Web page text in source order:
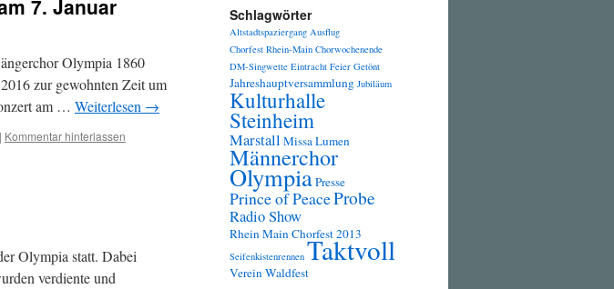
7. Januar
Olympia 1860
zur gewohnten Zeit um
am … Weiterlesen →
| Kommentar hinterlassen
Olympia statt. Dabei
verdiente und
Schlagwörter
Altstadtspaziergang Ausflug
Chorfest Rhein-Main Chorwochenende
DM-Singwette Eintracht Feier Getönt
Jahreshauptversammlung Jubiläum
Kulturhalle
Steinheim
Marstall Missa Lumen
Männerchor
OlympiaPresse
Prince of PeaceProbe
Radio Show
Rhein Main Chorfest 2013
Seifenkistenrennen Taktvoll
VereinWaldfest